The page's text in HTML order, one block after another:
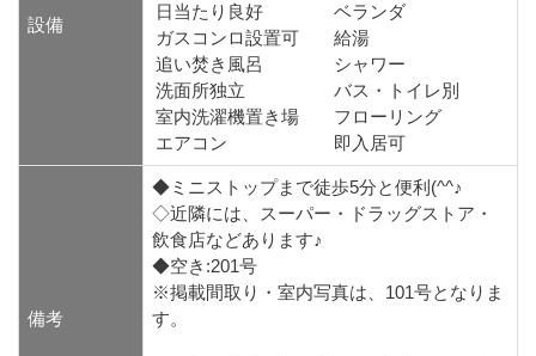
設備
日当たり良好
ベランダ
ガスコンロ設置可
給湯
追い焚き風呂
シャワー
洗面所独立
バス・トイレ別
室内洗濯機置き場
フローリング
エアコン
即入居可
備考
◆ミニストップまで徒歩5分と便利(^^♪
◇近隣には、スーパー・ドラッグストア・
飲食店などあります♪
◆空き:201号
※掲載間取り・室内写真は、101号となりま
す。